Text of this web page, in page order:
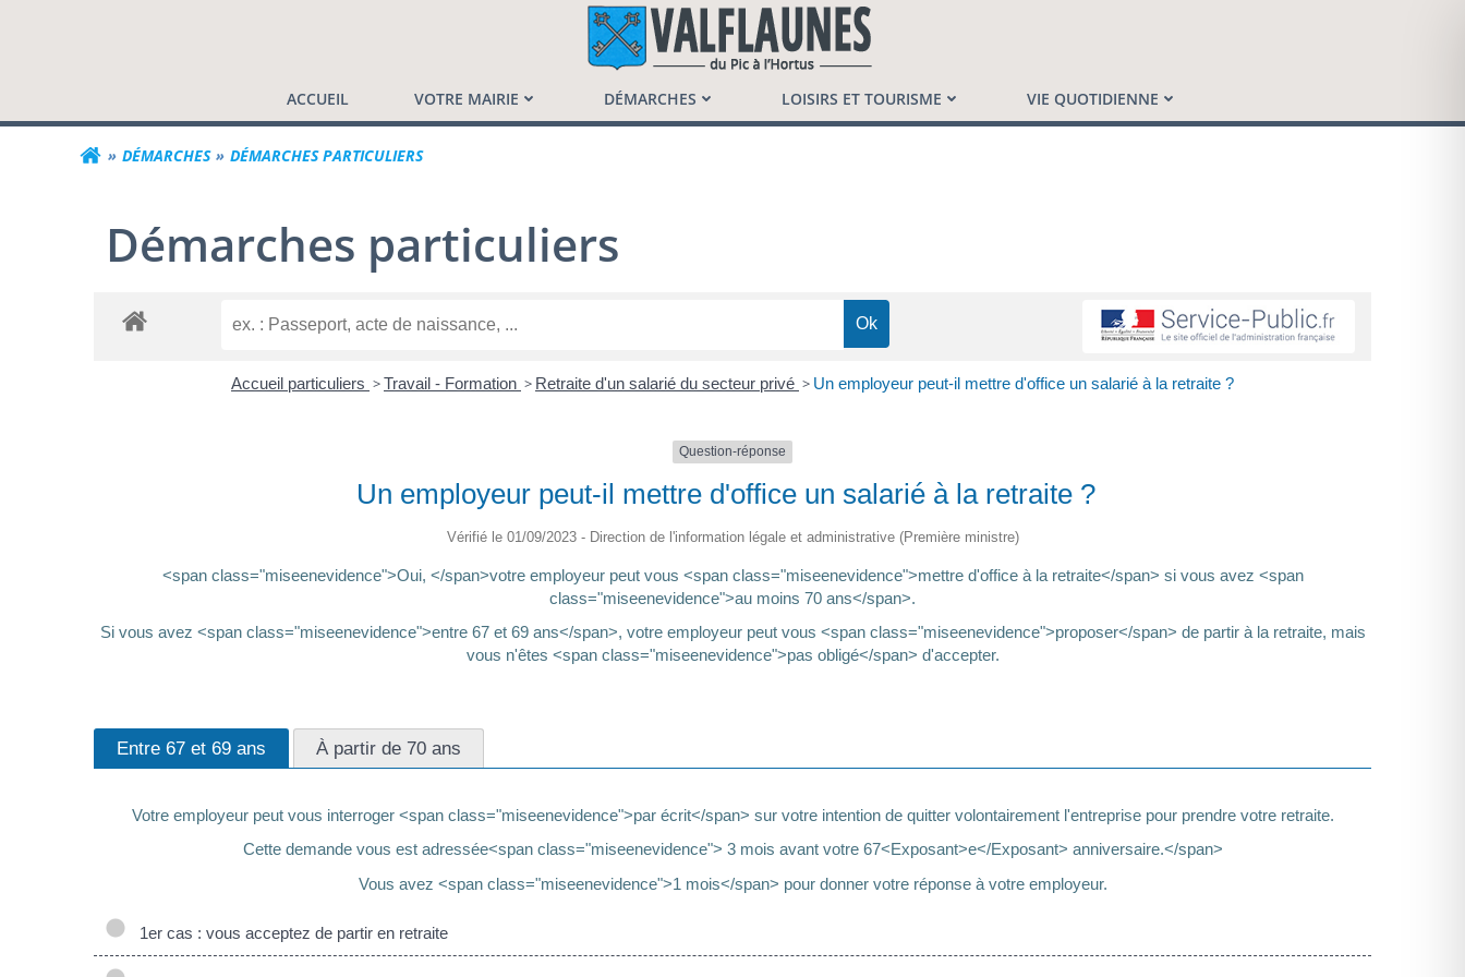
Commune de Valflaunès
ACCUEIL VOTRE MAIRIE DÉMARCHES LOISIRS ET TOURISME VIE QUOTIDIENNE
DÉMARCHES DÉMARCHES PARTICULIERS
Démarches particuliers
Accueil particuliers >Travail - Formation > Retraite d'un salarié du secteur privé > Un employeur peut-il mettre d'office un salarié à la retraite ?
Question-réponse
Un employeur peut-il mettre d'office un salarié à la retraite ?
Vérifié le 01/09/2023 - Direction de l'information légale et administrative (Première ministre)
<span class="miseenevidence">Oui, </span>votre employeur peut vous <span class="miseenevidence">mettre d'office à la retraite</span> si vous avez <span
class="miseenevidence">au moins 70 ans</span>.
Si vous avez <span class="miseenevidence">entre 67 et 69 ans</span>, votre employeur peut vous <span class="miseenevidence">proposer</span> de partir à la retraite, mais
vous n'êtes <span class="miseenevidence">pas obligé</span> d'accepter.
Entre 67 et 69 ans À partir de 70 ans
Votre employeur peut vous interroger <span class="miseenevidence">par écrit</span> sur votre intention de quitter volontairement l'entreprise pour prendre votre retraite.
Cette demande vous est adressée<span class="miseenevidence"> 3 mois avant votre 67<Exposant>e</Exposant> anniversaire.</span>
Vous avez <span class="miseenevidence">1 mois</span> pour donner votre réponse à votre employeur.
1er cas : vous acceptez de partir en retraite